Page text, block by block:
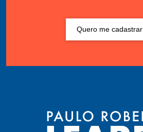
Quero me cadastrar